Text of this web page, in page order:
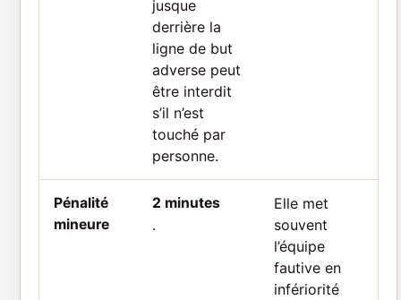
jusque
derrière la
ligne de but
adverse peut
être interdit
s’il n’est
touché par
personne.
Pénalité
mineure
2 minutes
.
Elle met
souvent
l’équipe
fautive en
infériorité